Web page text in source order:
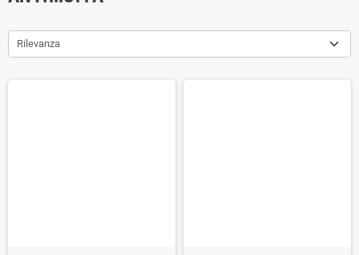
Rilevanza